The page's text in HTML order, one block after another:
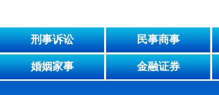
刑事诉讼 民事商事
婚姻家事 金融证券